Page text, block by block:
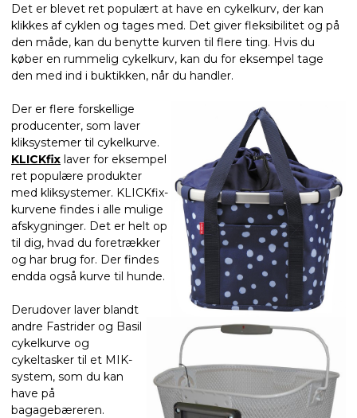
Det er blevet ret populært at have en cykelkurv, der kan
klikkes af cyklen og tages med. Det giver fleksibilitet og på
den måde, kan du benytte kurven til flere ting. Hvis du
køber en rummelig cykelkurv, kan du for eksempel tage
den med ind i buktikken, når du handler.
Der er flere forskellige
producenter, som laver
kliksystemer til cykelkurve.
KLICKfix laver for eksempel
ret populære produkter
med kliksystemer. KLICKfix-
kurvene findes i alle mulige
afskygninger. Det er helt op
til dig, hvad du foretrækker
og har brug for. Der findes
endda også kurve til hunde.
Derudover laver blandt
andre Fastrider og Basil
cykelkurve og
cykeltasker til et MIK-
system, som du kan
have på
bagagebæreren.